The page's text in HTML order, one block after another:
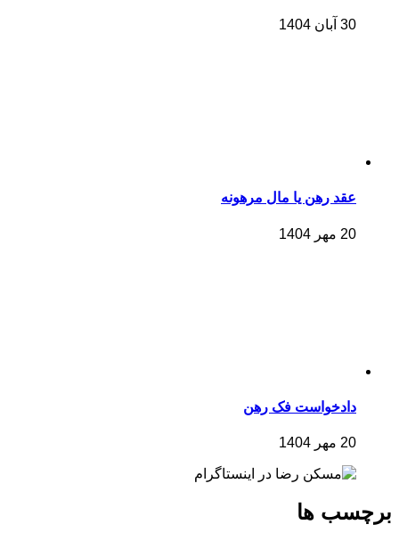
30 آبان 1404
عقد رهن یا مال مرهونه
20 مهر 1404
دادخواست فک رهن
20 مهر 1404
برچسب ها